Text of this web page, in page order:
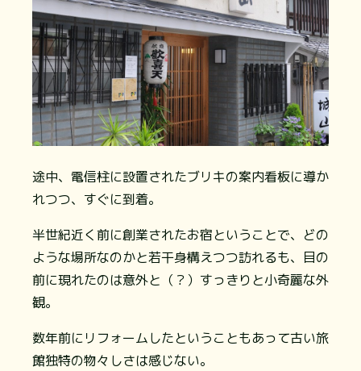
途中、電信柱に設置されたブリキの案内看板に導か
れつつ、すぐに到着。
半世紀近く前に創業されたお宿ということで、どの
ような場所なのかと若干身構えつつ訪れるも、目の
前に現れたのは意外と（？）すっきりと小奇麗な外
観。
数年前にリフォームしたということもあって古い旅
館独特の物々しさは感じない。